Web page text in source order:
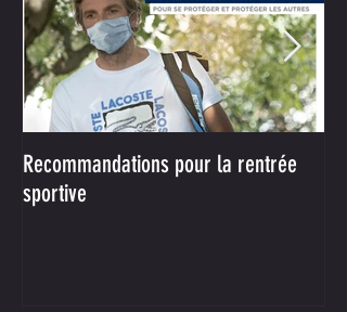
Recommandations pour la rentrée
sportive